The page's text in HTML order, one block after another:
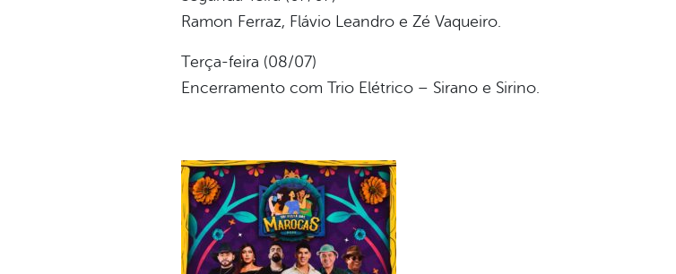
Ramon Ferraz, Flávio Leandro e Zé Vaqueiro.
Terça-feira (08/07)
Encerramento com Trio Elétrico – Sirano e Sirino.